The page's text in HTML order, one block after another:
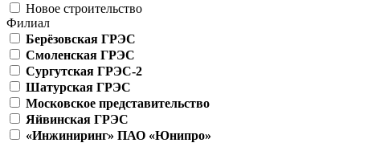
Новое строительство
Филиал
Берёзовская ГРЭС
Смоленская ГРЭС
Сургутская ГРЭС-2
Шатурская ГРЭС
Московское представительство
Яйвинская ГРЭС
«Инжиниринг» ПАО «Юнипро»